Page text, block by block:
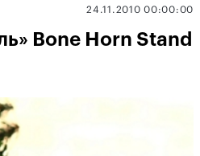
24.11.2010 00:00:00
Bone Horn Stand